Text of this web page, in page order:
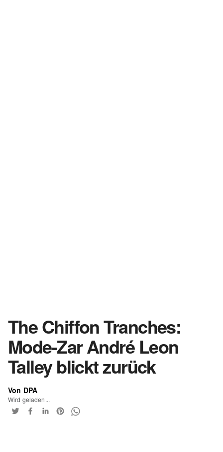
The Chiffon Tranches:
Mode-Zar André Leon
Talley blickt zurück
Von DPA
Wird geladen...